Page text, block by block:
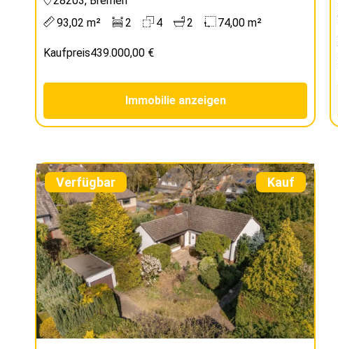
93,02 m²
2 4 2 74,00 m²
Kaufpreis439.000,00 €
Immobilie anzeigen
Verfügbar Kauf